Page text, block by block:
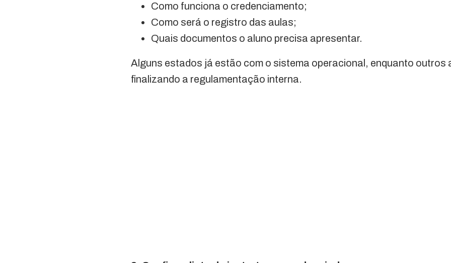
Como funciona o credenciamento;
Como será o registro das aulas;
Quais documentos o aluno precisa apresentar.
Alguns estados já estão com o sistema operacional, enquanto outros
finalizando a regulamentação interna.